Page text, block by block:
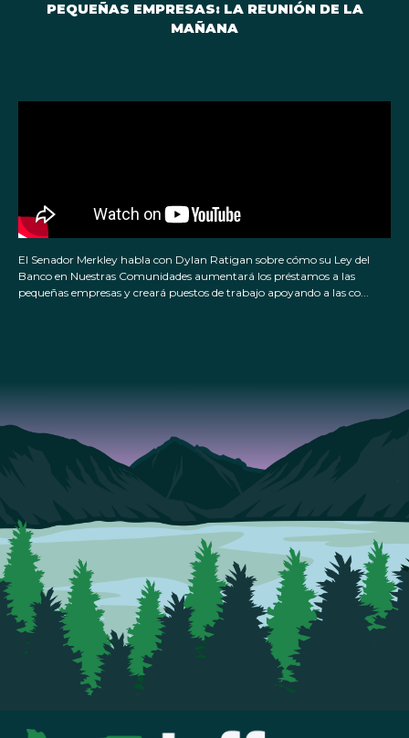
PEQUEÑAS EMPRESAS: LA REUNIÓN DE LA
MAÑANA
El Senador Merkley habla con Dylan Ratigan sobre cómo su Ley del
Banco en Nuestras Comunidades aumentará los préstamos a las
pequeñas empresas y creará puestos de trabajo apoyando a las co...